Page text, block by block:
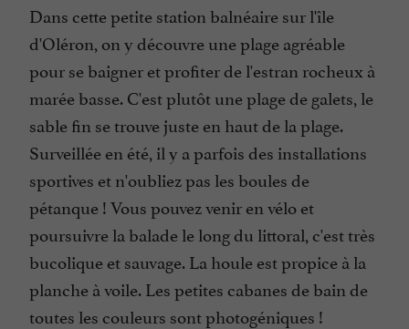
Dans cette petite station balnéaire sur l'île
d'Oléron, on y découvre une plage agréable
pour se baigner et profiter de l'estran rocheux à
marée basse. C'est plutôt une plage de galets, le
sable fin se trouve juste en haut de la plage.
Surveillée en été, il y a parfois des installations
sportives et n'oubliez pas les boules de
pétanque ! Vous pouvez venir en vélo et
poursuivre la balade le long du littoral, c'est très
bucolique et sauvage. La houle est propice à la
planche à voile. Les petites cabanes de bain de
toutes les couleurs sont photogéniques !